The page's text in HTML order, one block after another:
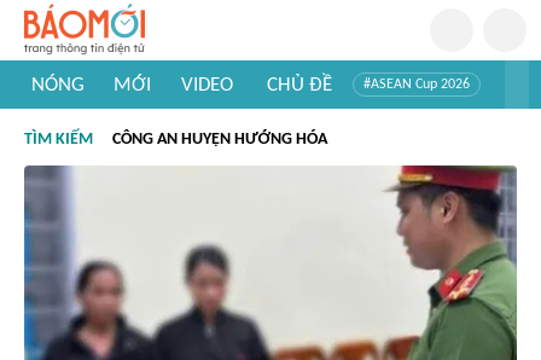
NÓNG MỚI VIDEO CHỦ ĐỀ #ASEAN Cup 2026
#Khám phá thế giới
TÌM KIẾM CÔNG AN HUYỆN HƯỚNG HÓA